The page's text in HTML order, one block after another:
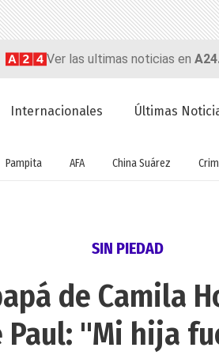
Ver las ultimas noticias en
Internacionales Últimas
Pampita AFA China Suárez
SIN PIEDAD
de Camila
Paul: "Mi hija